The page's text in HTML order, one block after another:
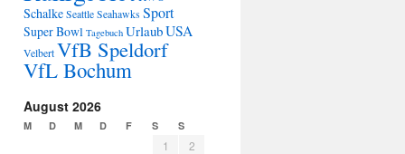
Schalke Seattle Seahawks Sport
Super Bowl Tagebuch UrlaubUSA
Velbert VfB Speldorf
VfL Bochum
August 2026
M D M D F S S
1
2